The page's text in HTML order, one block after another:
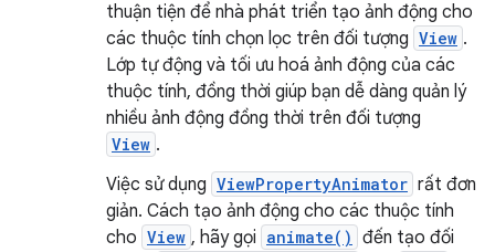
thuận tiện để nhà phát triển tạo ảnh động cho
các thuộc tính chọn lọc trên đối tượng View .
Lớp tự động và tối ưu hoá ảnh động của các
thuộc tính, đồng thời giúp bạn dễ dàng quản lý
nhiều ảnh động đồng thời trên đối tượng
View .
Việc sử dụng ViewPropertyAnimator rất đơn
giản. Cách tạo ảnh động cho các thuộc tính
cho View , hãy gọi animate() đến tạo đối